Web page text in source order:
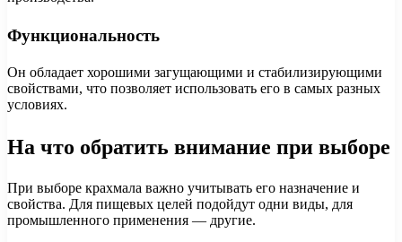
Функциональность
Он обладает хорошими загущающими и стабилизирующими
свойствами, что позволяет использовать его в самых разных
условиях.
На что обратить внимание при выборе
При выборе крахмала важно учитывать его назначение и
свойства. Для пищевых целей подойдут одни виды, для
промышленного применения — другие.